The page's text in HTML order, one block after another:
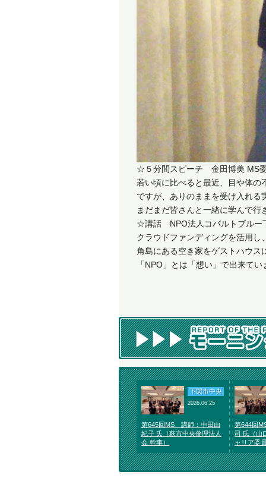
☆５分間スピーチ 金田博美 MS
若い頃に比べると最近、目や体の
ですが、ありのままを受け入れる
まだまだ皆さんと一緒に学んで行
☆講話 NPO法人コバルトブルー
クラウドファンディングを活用
角島にある空き家をゲストハウス
「NPO」とは「想い」で出来て
下関市中央
2026.06.25
第645回MS 講師：中田由
紀子 氏（萩市中央倫理法人
会 幹事）
第644回
司 氏（山
ャリア委